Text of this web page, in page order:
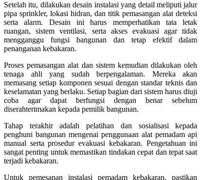
Setelah itu, dilakukan desain instalasi yang detail meliputi jalur
pipa sprinkler, lokasi hidran, dan titik pemasangan alat deteksi
serta alarm. Desain ini harus memperhatikan tata letak
ruangan, sistem ventilasi, serta akses evakuasi agar tidak
mengganggu fungsi bangunan dan tetap efektif dalam
penanganan kebakaran.
Proses pemasangan alat dan sistem kemudian dilakukan oleh
tenaga ahli yang sudah berpengalaman. Mereka akan
memasang setiap komponen sesuai dengan standar teknis dan
keselamatan yang berlaku. Setiap bagian dari sistem harus diuji
coba agar dapat berfungsi dengan benar sebelum
diserahterimakan kepada pemilik bangunan.
Tahap terakhir adalah pelatihan dan sosialisasi kepada
penghuni bangunan mengenai penggunaan alat pemadam api
manual serta prosedur evakuasi kebakaran. Pengetahuan ini
sangat penting untuk memastikan tindakan cepat dan tepat saat
terjadi kebakaran.
Untuk pemesanan instalasi pemadam kebakaran, pastikan